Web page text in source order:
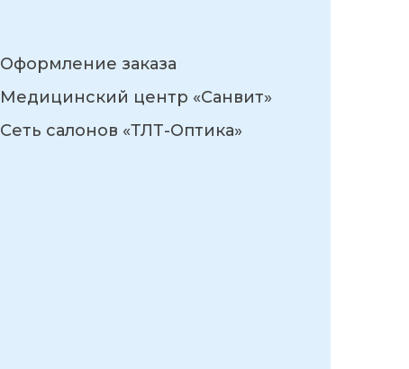
Оформление заказа
Медицинский центр «Санвит»
Сеть салонов «ТЛТ-Оптика»